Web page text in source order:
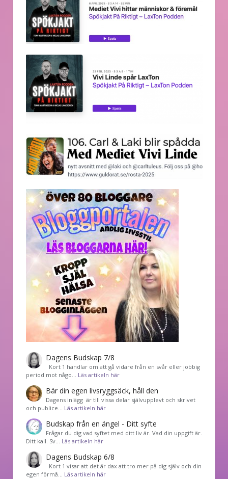
Dagens Budskap 7/8
Kort 1 handlar om att gå vidare från en svår eller jobbig
period mot någo… Läs artikeln här
Bär din egen livsryggsäck, håll den
Dagens inlägg är till vissa delar självupplevt och skrivet
och publice… Läs artikeln här
Budskap från en ängel - Ditt syfte
Frågar du dig vad syftet med ditt liv är. Vad din uppgift är.
Ditt kall. Sv… Läs artikeln här
Dagens Budskap 6/8
Kort 1 visar att det är dax att tro mer på dig själv och din
egen förmå… Läs artikeln här